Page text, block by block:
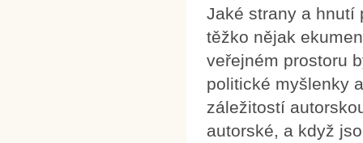
Jaké strany a hnutí
těžko nějak
veřejném prostoru
politické myšlenky
záležitostí
autorské, a když